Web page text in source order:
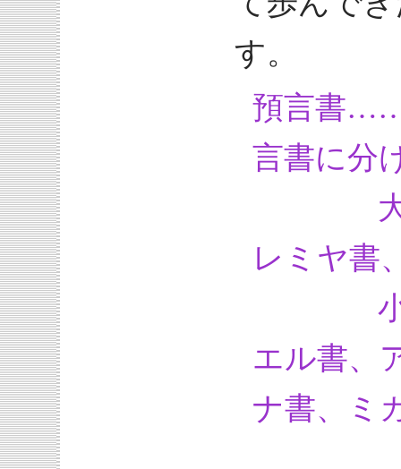
す。
預言書……
言書に分
大預
レミヤ書
小預
エル書、
ナ書、ミ